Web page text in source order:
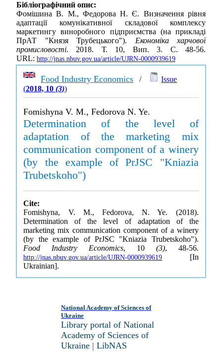
Бібліографічний опис:
Фомішина В. М., Федорова Н. Є. Визначення рівня
адаптації комунікативної складової комплексу
маркетингу виноробного підприємства (на прикладі
ПрАТ "Князя Трубецького"). Економіка харчової
промисловості. 2018. Т. 10, Вип. 3. С. 48-56.
URL: http://jnas.nbuv.gov.ua/article/UJRN-0000939619
Food Industry Economics /
Issue
(2018, 10(3))
Fomishyna V. M., Fedorova N. Ye.
Determination of the level of
adaptation of the marketing mix
communication component of a winery
(by the example of PrJSC "Kniazia
Trubetskoho")
Cite:
Fomishyna, V. M., Fedorova, N. Ye. (2018).
Determination of the level of adaptation of the
marketing mix communication component of a winery
(by the example of PrJSC "Kniazia Trubetskoho").
Food Industry Economics, 10 (3), 48-56.
http://jnas.nbuv.gov.ua/article/UJRN-0000939619 [In
Ukrainian].
National Academy of Sciences of
Ukraine
Library portal of National
Academy of Sciences of
Ukraine | LibNAS